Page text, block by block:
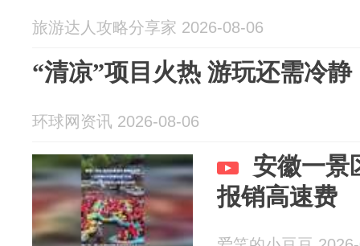
旅游达人攻略分享家 2026-08-06
“清凉”项目火热 游玩还需冷静
环球网资讯 2026-08-06
安徽一景
报销高速费